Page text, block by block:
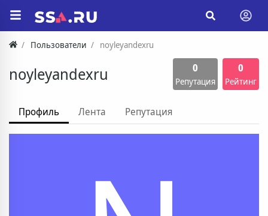
Пользователи noyleyandexru
noyleyandexru 0
Репутация
0
Рейтинг
Профиль Лента Репутация